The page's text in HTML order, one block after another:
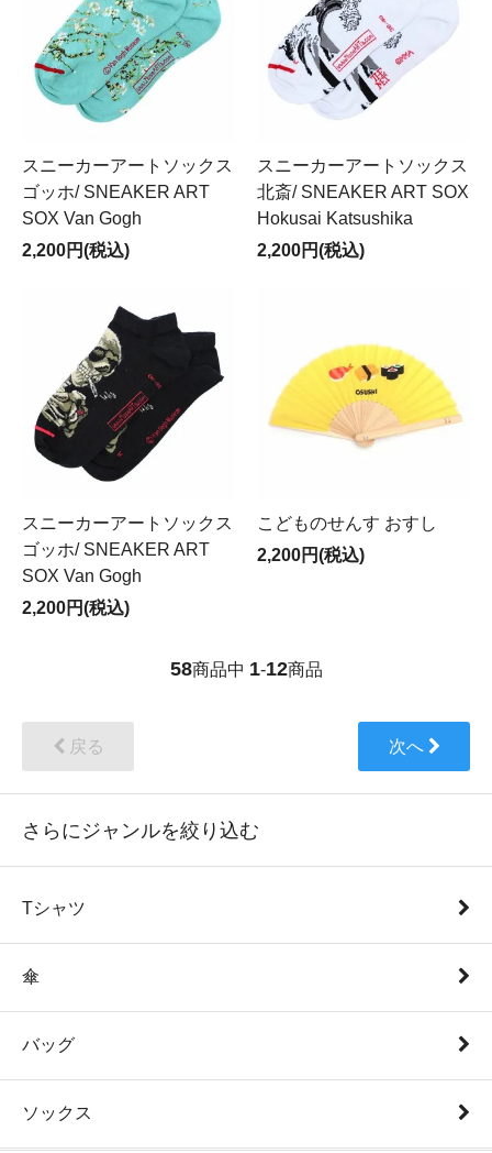
スニーカーアートソックス
ゴッホ/ SNEAKER ART
SOX Van Gogh
2,200円(税込)
スニーカーアートソックス
北斎/ SNEAKER ART SOX
Hokusai Katsushika
2,200円(税込)
スニーカーアートソックス
ゴッホ/ SNEAKER ART
SOX Van Gogh
2,200円(税込)
こどものせんす おすし
2,200円(税込)
58商品中 1-12商品
戻る 次へ
さらにジャンルを絞り込む
Tシャツ
傘
バッグ
ソックス